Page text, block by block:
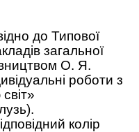
до Типової
загальної
О. Я.
роботи з
колір